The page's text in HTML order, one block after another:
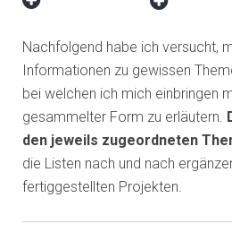
Nachfolgend habe ich versucht,
Informationen zu gewissen
bei welchen ich mich einbringen
gesammelter Form zu erläutern.
den jeweils zugeordneten
die Listen nach und nach
fertiggestellten Projekten.